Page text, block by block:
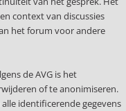
context van discussies
het forum voor andere
de AVG is het
of te anonimiseren.
identificerende gegevens